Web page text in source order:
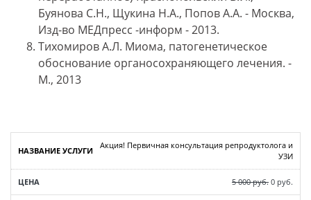
Буянова С.Н., Щукина Н.А., Попов А.А. - Москва,
Изд-во МЕДпресс -информ - 2013.
Тихомиров А.Л. Миома, патогенетическое
обоснование органосохраняющего лечения. -
М., 2013
Акция! Первичная консультация репродуктолога и
УЗИ
5 000 руб. 0 руб.